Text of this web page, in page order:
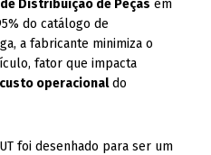
Distribuição de Peças em
do catálogo de
a fabricante minimiza o
fator que impacta
custo operacionaldo
foi desenhado para ser um